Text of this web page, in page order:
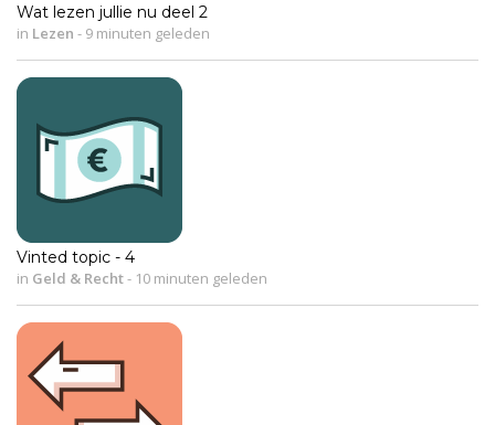
Wat lezen jullie nu deel 2
in Lezen - 9 minuten geleden
Vinted topic - 4
in Geld & Recht- 10 minuten geleden